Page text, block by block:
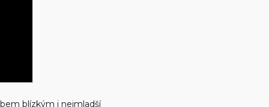
blízkým i nejmladší